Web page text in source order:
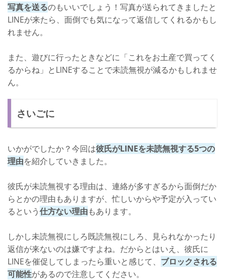
写真を送るのもいいでしょう！写真が送られてきましたと
LINEが来たら、面倒でも気になって返信してくれるかもし
れません。
また、遊びに行ったときなどに「これをお土産で買ってく
るからね」とLINEすることで未読無視が減るかもしれませ
ん。
さいごに
いかがでしたか？今回は彼氏がLINEを未読無視する5つの
理由を紹介していきました。
彼氏が未読無視する理由は、連絡が多すぎるから面倒だか
らとかの理由もありますが、忙しいからや予定が入ってい
るという仕方ない理由もあります。
しかし未読無視にしろ既読無視にしろ、見られなかったり
返信が来ないのは嫌ですよね。だからとはいえ、彼氏に
LINEを催促してしまったら重いと感じて、 ブロックされる
可能性があるので注意してください。